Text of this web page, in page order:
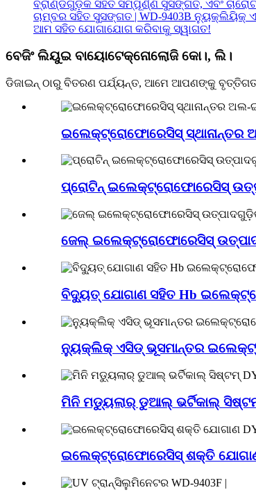
ବେଜିଂ ଲିୟୁଇ ବାୟୋଟେକ୍ନୋଲୋଜି କୋ।, ଲି।
ଡିଜାଇନ୍ ଠାରୁ ବିତରଣ ପର୍ଯ୍ୟନ୍ତ, ଆମେ ଆପଣଙ୍କୁ ବୃତ୍ତିଗତ
ଇଲେକ୍ଟ୍ରୋଫୋରେସିସ୍ ସ୍ଥାନାନ୍ତର
ପ୍ରୋଟିନ୍ ଇଲେକ୍ଟ୍ରୋଫୋରେସିସ୍
ଜେଲ୍ ଇଲେକ୍ଟ୍ରୋଫୋରେସିସ୍
ବିଦ୍ୟୁତ୍ ଯୋଗାଣ ସହିତ Hb
ନ୍ୟୁକ୍ଲିକ୍ ଏସିଡ୍ ଭୂସମାନ୍ତର
ମିନି ମଡ୍ୟୁଲାର୍ ଡୁଆଲ୍ ଭର୍ଟିକାଲ୍ ସିଷ୍ଟମ୍
ଇଲେକ୍ଟ୍ରୋଫୋରେସିସ୍ ଶକ୍ତି ଯୋଗାଣ